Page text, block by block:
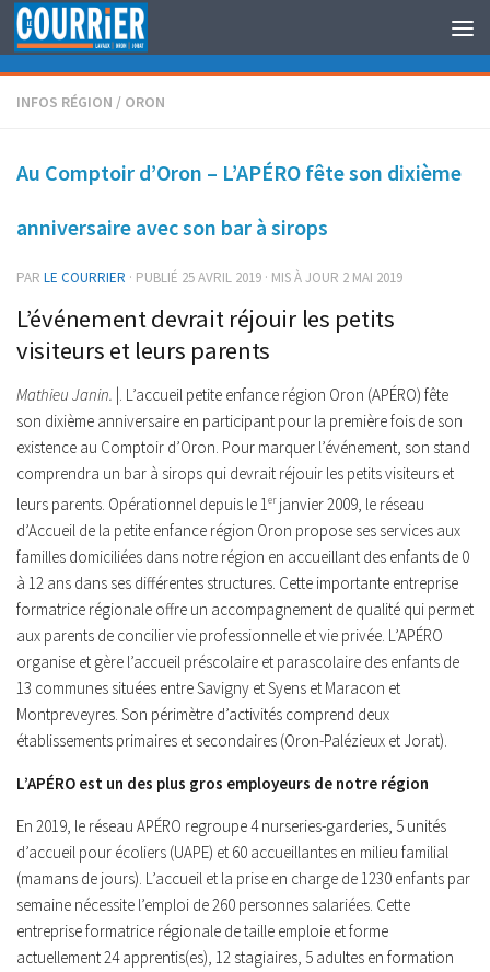
Au dessous du contenu
INFOS RÉGION / ORON
Au Comptoir d’Oron – L’APÉRO fête son dixième
anniversaire avec son bar à sirops
PAR LE COURRIER · PUBLIÉ 25 AVRIL 2019 · MIS À JOUR 2 MAI 2019
L’événement devrait réjouir les petits
visiteurs et leurs parents
Mathieu Janin. |. L’accueil petite enfance région Oron (APÉRO) fête
son dixième anniversaire en participant pour la première fois de son
existence au Comptoir d’Oron. Pour marquer l’événement, son stand
comprendra un bar à sirops qui devrait réjouir les petits visiteurs et
leurs parents. Opérationnel depuis le 1erjanvier 2009, le réseau
d’Accueil de la petite enfance région Oron propose ses services aux
familles domiciliées dans notre région en accueillant des enfants de 0
à 12 ans dans ses différentes structures. Cette importante entreprise
formatrice régionale offre un accompagnement de qualité qui permet
aux parents de concilier vie professionnelle et vie privée. L’APÉRO
organise et gère l’accueil préscolaire et parascolaire des enfants de
13 communes situées entre Savigny et Syens et Maracon et
Montpreveyres. Son périmètre d’activités comprend deux
établissements primaires et secondaires (Oron-Palézieux et Jorat).
L’APÉRO est un des plus gros employeurs de notre région
En 2019, le réseau APÉRO regroupe 4 nurseries-garderies, 5 unités
d’accueil pour écoliers (UAPE) et 60 accueillantes en milieu familial
(mamans de jours). L’accueil et la prise en charge de 1230 enfants par
semaine nécessite l’emploi de 260 personnes salariées. Cette
entreprise formatrice régionale de taille emploie et forme
actuellement 24 apprentis(es), 12 stagiaires, 5 adultes en formation